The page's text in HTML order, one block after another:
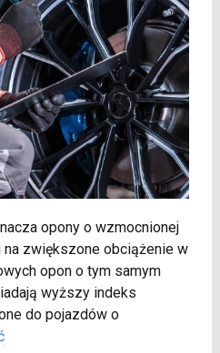
opony o wzmocnionej
zwiększone obciążenie w
opon o tym samym
wyższy indeks
do pojazdów o